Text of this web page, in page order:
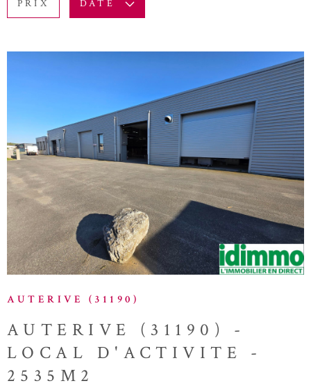
PRIX DATE
AUTERIVE (31190)
AUTERIVE (31190) -
LOCAL D'ACTIVITE -
2535M2
VOIR LE BIEN
PIÈCES
RÉFÉRENCE
CRITÈRES SUPPLÉMENTAIRES
Piscine
Parking
Terrasse
RECHERCHER